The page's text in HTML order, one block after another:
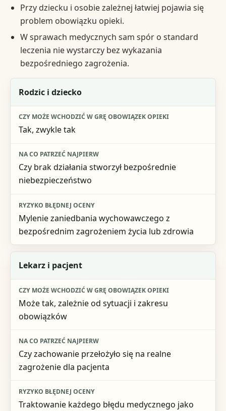
Przy dziecku i osobie zależnej łatwiej pojawia się
problem obowiązku opieki.
W sprawach medycznych sam spór o standard
leczenia nie wystarczy bez wykazania
bezpośredniego zagrożenia.
Sytuacja
Czy może wchodzić w grę obowiązek opieki
Na co patrzeć najpierw
Rodzic i dziecko
Tak, zwykle tak
Czy brak działania stworzył bezpośrednie
niebezpieczeństwo
Mylenie zaniedbania wychowawczego z
bezpośrednim zagrożeniem życia lub zdrowia
Lekarz i pacjent
Może tak, zależnie od sytuacji i zakresu
obowiązków
Czy zachowanie przełożyło się na realne
zagrożenie dla pacjenta
Traktowanie każdego błędu medycznego jako